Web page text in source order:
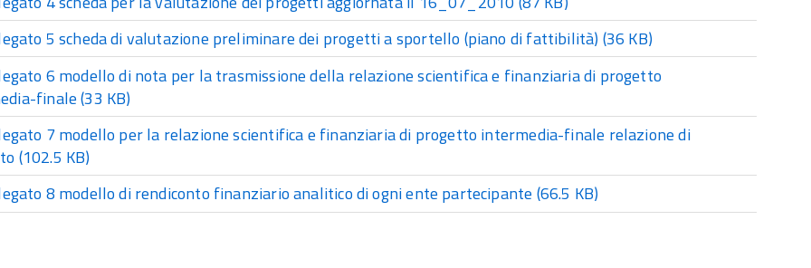
5 scheda di valutazione preliminare dei progetti a sportello (piano di fattibilità) (36 KB)
6 modello di nota per la trasmissione della relazione scientifica e finanziaria di progetto
finale(33 KB)
7 modello per la relazione scientifica e finanziaria di progetto intermedia-finale relazione di
(102.5 KB)
8 modello di rendiconto finanziario analitico di ogni ente partecipante (66.5 KB)